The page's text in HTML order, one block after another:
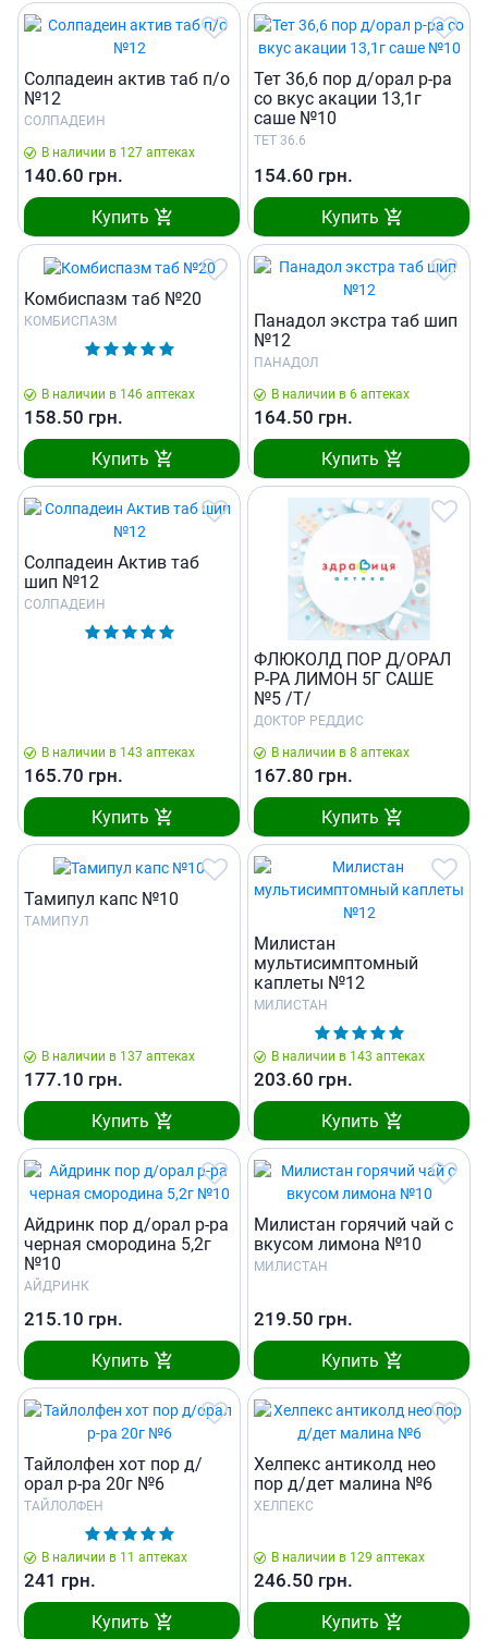
Солпадеин актив таб п/о
№12
СОЛПАДЕИН
В наличии в 127 аптеках
140.60 грн.
Купить
Тет 36,6 пор д/орал р-ра
со вкус акации 13,1г
саше №10
ТЕТ 36.6
154.60 грн.
Купить
Комбиспазм таб №20
КОМБИСПАЗМ
В наличии в 146 аптеках
158.50 грн.
Купить
Панадол экстра таб шип
№12
ПАНАДОЛ
В наличии в 6 аптеках
164.50 грн.
Купить
Солпадеин Актив таб
шип №12
СОЛПАДЕИН
В наличии в 143 аптеках
165.70 грн.
Купить
ФЛЮКОЛД ПОР Д/ОРАЛ
Р-РА ЛИМОН 5Г САШЕ
№5 /T/
ДОКТОР РЕДДИС
В наличии в 8 аптеках
167.80 грн.
Купить
Тамипул капс №10
ТАМИПУЛ
В наличии в 137 аптеках
177.10 грн.
Купить
Милистан
мультисимптомный
каплеты №12
МИЛИСТАН
В наличии в 143 аптеках
203.60 грн.
Купить
Айдринк пор д/орал р-ра
черная смородина 5,2г
№10
АЙДРИНК
215.10 грн.
Купить
Милистан горячий чай с
вкусом лимона №10
МИЛИСТАН
219.50 грн.
Купить
Тайлолфен хот пор д/
орал р-ра 20г №6
ТАЙЛОЛФЕН
В наличии в 11 аптеках
241 грн.
Купить
Хелпекс антиколд нео
пор д/дет малина №6
ХЕЛПЕКС
В наличии в 129 аптеках
246.50 грн.
Купить